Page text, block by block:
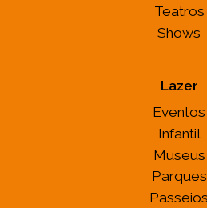
Teatros
Shows
Lazer
Eventos
Infantil
Museus
Parques
Passeios